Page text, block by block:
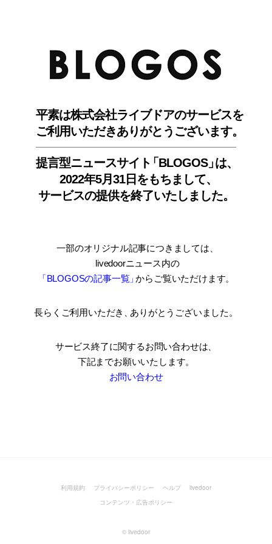
平素は株式会社ライブドアのサービスを
ご利用いただきありがとうございます。
提言型ニュースサイ ト「BLOGOS」は、
2022年5月31日をもちまして、
サービスの提供を終了いたしました。
一部のオリジナル記事につきましては
livedoorニュース内の
「BLOGOSの記事一覧」からご覧いただけます。
長らくご利用いただき ありがとうございました。
サービス終了に関するお問い合わせは、
下記までお願いいたします。
お問い合わせ
利用規約 プライバシーポリシー ヘルプ
livedoor
コンテンツ・広告ポリシー
© livedoor